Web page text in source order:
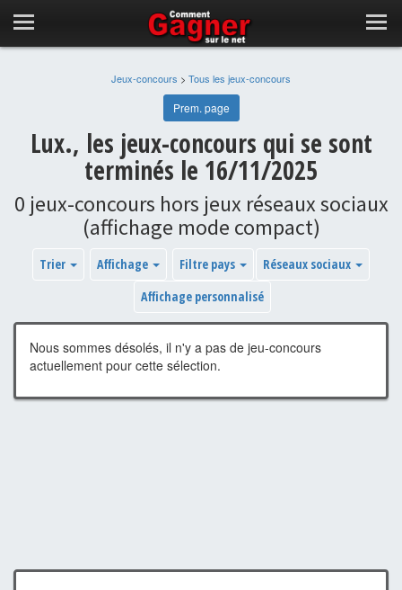
Jeux-concours > Tous les jeux-concours
Prem. page
Lux., les jeux-concours qui se sont
terminés le 16/11/2025
0 jeux-concours hors jeux réseaux sociaux
(affichage mode compact)
Trier Affichage Filtre pays
Réseaux sociaux
Affichage personnalisé
Nous sommes désolés, il n'y a pas de jeu-concours
actuellement pour cette sélection.